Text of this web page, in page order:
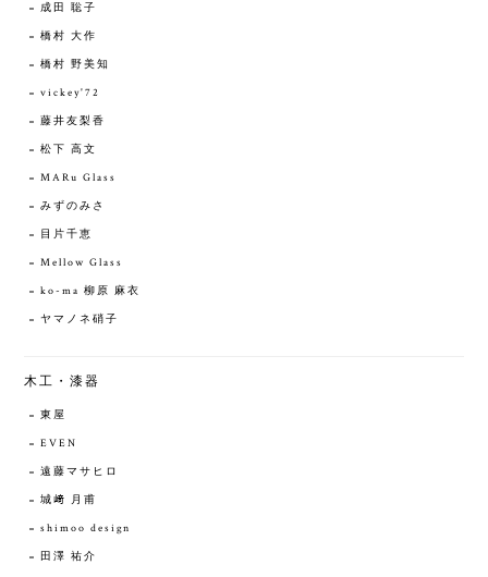
成田 聡子
橋村 大作
橋村 野美知
vickey'72
藤井友梨香
松下 高文
MARu Glass
みずのみさ
目片千恵
Mellow Glass
ko-ma 柳原 麻衣
ヤマノネ硝子
木工・漆器
東屋
EVEN
遠藤マサヒロ
城﨑 月甫
shimoo design
田澤 祐介